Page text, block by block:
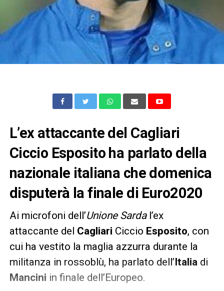
L’ex attaccante del Cagliari
Ciccio Esposito ha parlato della
nazionale italiana che domenica
disputerà la finale di Euro2020
Ai microfoni dell’Unione Sardal’ex
attaccante del Cagliari Ciccio Esposito, con
cui ha vestito la maglia azzurra durante la
militanza in rossoblù, ha parlato dell’Italiadi
Mancini in finale dell’Europeo.